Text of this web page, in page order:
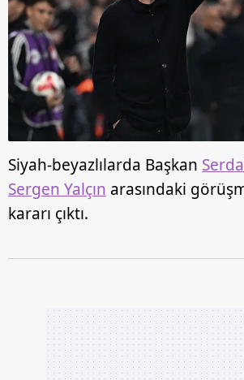
Siyah-beyazlılarda Başkan
Sergen Yalçın arasındaki
kararı çıktı.